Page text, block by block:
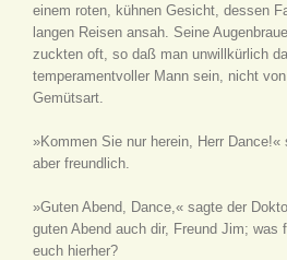
einem roten, kühnen Gesicht, dessen
langen Reisen ansah. Seine
zuckten oft, so daß man unwillkürlich
temperamentvoller Mann sein, nicht
Gemütsart.
»Kommen Sie nur herein, Herr Dance!«
aber freundlich.
»Guten Abend, Dance,« sagte der
guten Abend auch dir, Freund Jim; was
euch hierher?